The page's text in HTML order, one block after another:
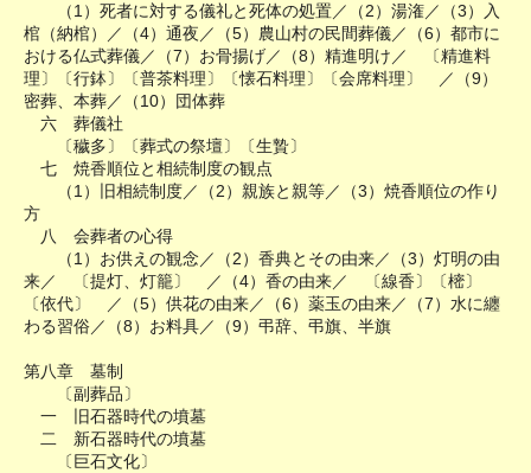
（1）死者に対する儀礼と死体の処置／（2）湯潅／（3）入
棺（納棺）／（4）通夜／（5）農山村の民間葬儀／（6）都市に
おける仏式葬儀／（7）お骨揚げ／（8）精進明け／ 〔精進料
理〕〔行鉢〕〔普茶料理〕〔懐石料理〕〔会席料理〕 ／（9）
密葬、本葬／（10）団体葬
六 葬儀社
〔穢多〕〔葬式の祭壇〕〔生贄〕
七 焼香順位と相続制度の観点
（1）旧相続制度／（2）親族と親等／（3）焼香順位の作り
方
八 会葬者の心得
（1）お供えの観念／（2）香典とその由来／（3）灯明の由
来／ 〔提灯、灯籠〕 ／（4）香の由来／ 〔線香〕〔樒〕
〔依代〕 ／（5）供花の由来／（6）薬玉の由来／（7）水に纏
わる習俗／（8）お料具／（9）弔辞、弔旗、半旗
第八章 墓制
〔副葬品〕
一 旧石器時代の墳墓
二 新石器時代の墳墓
〔巨石文化〕